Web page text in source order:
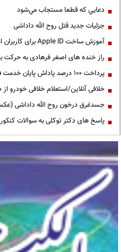
دعايي كه قطعا مستجاب مي‌شود
جزئیات جدید قتل روح الله داداشی
آموزش ساخت Apple ID برای کاربران ایرانی
راز خنده های اصغر فرهادی به حرکت
پرداخت ۱۰۰ درصد پاداش پایان خدمت فرهنگیان
خلافی آنلاین/استعلام خلافی خودرو از
جسدغرق درخون روح الله داداشی
پاسخ های دکتر توکلی به سوالات